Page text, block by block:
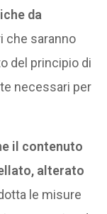
da
che saranno
del principio di
necessari per
il contenuto
alterato
le misure